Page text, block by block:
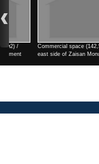
2 rooms / north side of Tengis
cinema